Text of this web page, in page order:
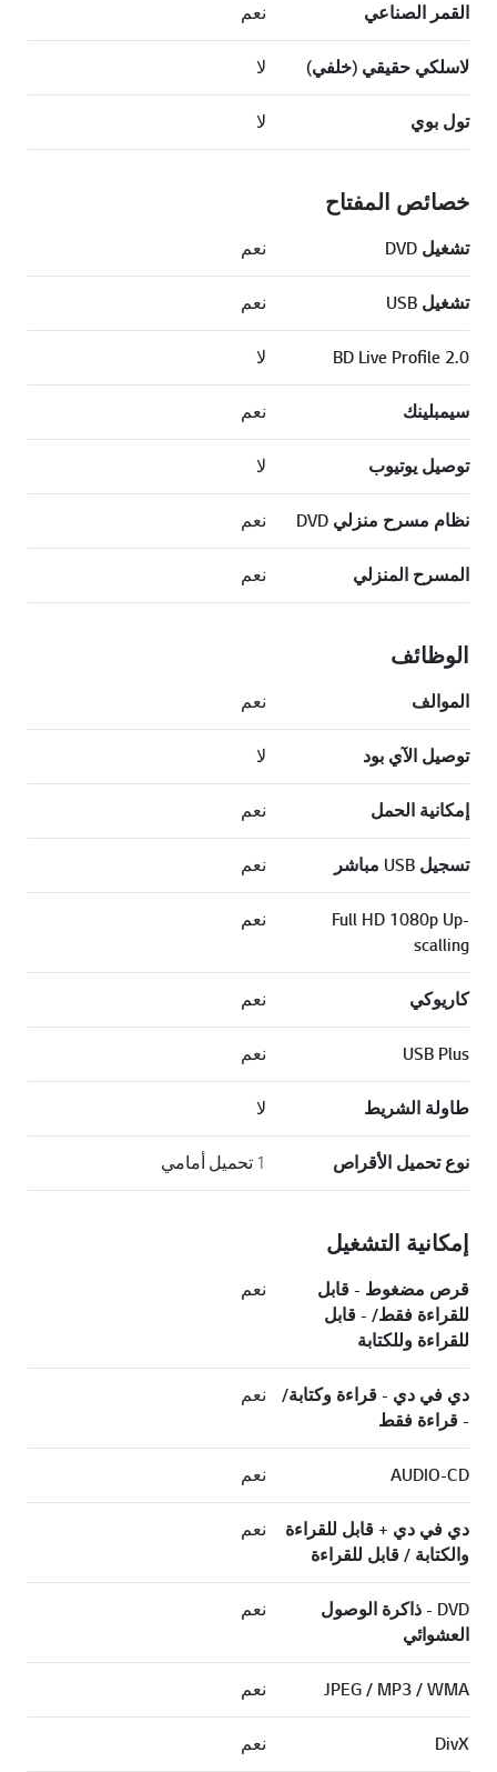
القمر الصناعي نعم
لاسلكي حقيقي (خلفي) لا
تول بوي لا
خصائص المفتاح
تشغيل DVD نعم
تشغيل USB نعم
BD Live Profile 2.0 لا
سيمبلينك نعم
توصيل يوتيوب لا
نظام مسرح منزلي DVD نعم
المسرح المنزلي نعم
الوظائف
الموالف نعم
توصيل الآي بود لا
إمكانية الحمل نعم
تسجيل USB مباشر نعم
Full HD 1080p Up-
scalling
نعم
كاريوكي نعم
USB Plus نعم
طاولة الشريط لا
نوع تحميل الأقراص 1 تحميل أمامي
إمكانية التشغيل
قرص مضغوط - قابل
للقراءة فقط/ - قابل
للقراءة وللكتابة
نعم
دي في دي - قراءة وكتابة/
- قراءة فقط
نعم
AUDIO-CD نعم
دي في دي + قابل للقراءة
والكتابة / قابل للقراءة
نعم
DVD - ذاكرة الوصول
العشوائي
نعم
JPEG / MP3 / WMA نعم
DivX نعم